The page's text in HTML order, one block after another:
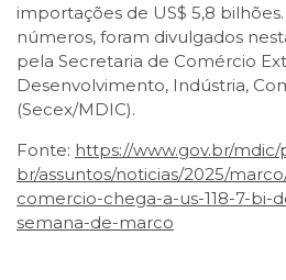
importações de US$ 5,8
números, foram divulgados
pela Secretaria de Comércio
Desenvolvimento, Indústria,
(Secex/MDIC).
Fonte: https://www.gov.br/mdic/
br/assuntos/noticias/2025/
comercio-chega-a-us-118-7-bi-
semana-de-marco